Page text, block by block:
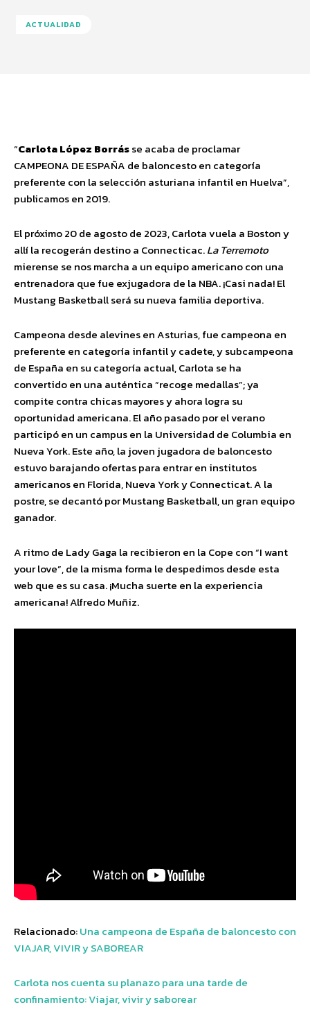
ACTUALIDAD
“Carlota López Borrásse acaba de proclamar
CAMPEONA DE ESPAÑA de baloncesto en categoría
preferente con la selección asturiana infantil en Huelva”,
publicamos en 2019.
El próximo 20 de agosto de 2023, Carlota vuela a Boston y
allí la recogerán destino a Connecticac.La Terremoto
mierense se nos marcha a un equipo americano con una
entrenadora que fue exjugadora de la NBA. ¡Casi nada! El
Mustang Basketball será su nueva familia deportiva.
Campeona desde alevines en Asturias, fue campeona en
preferente en categoría infantil y cadete, y subcampeona
de España en su categoría actual, Carlota se ha
convertido en una auténtica “recoge medallas”; ya
compite contra chicas mayores y ahora logra su
oportunidad americana. El año pasado por el verano
participó en un campus en la Universidad de Columbia en
Nueva York. Este año, la joven jugadora de baloncesto
estuvo barajando ofertas para entrar en institutos
americanos en Florida, Nueva York y Connecticat. A la
postre, se decantó por Mustang Basketball, un gran equipo
ganador.
A ritmo de Lady Gaga la recibieron en la Cope con “I want
your love”, de la misma forma le despedimos desde esta
web que es su casa. ¡Mucha suerte en la experiencia
americana! Alfredo Muñiz.
Relacionado:Una campeona de España de baloncesto con
VIAJAR, VIVIR y SABOREAR
Carlota nos cuenta su planazo para una tarde de
confinamiento: Viajar, vivir y saborear